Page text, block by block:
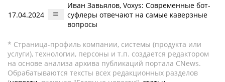
17.04.2024
Иван Завьялов, Voxys: Современные бот-
суфлеры отвечают на самые каверзные
вопросы
* Страница-профиль компании, системы (продукта или
услуги), технологии, персоны и т.п. создается редактором
на основе анализа архива публикаций портала CNews.
Обрабатываются тексты всех редакционных разделов